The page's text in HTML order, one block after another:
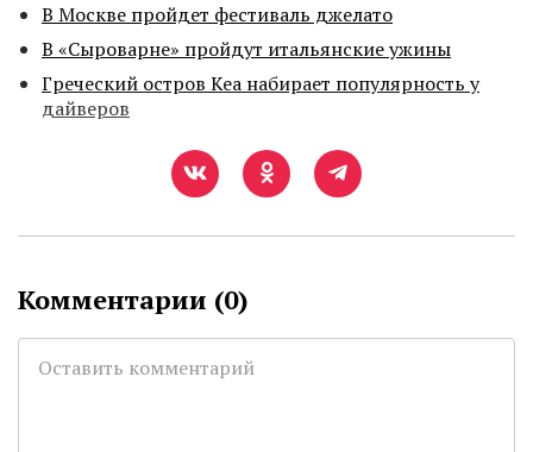
В Москве пройдет фестиваль джелато
В «Сыроварне» пройдут итальянские ужины
Греческий остров Кеа набирает популярность у
дайверов
Комментарии (0)